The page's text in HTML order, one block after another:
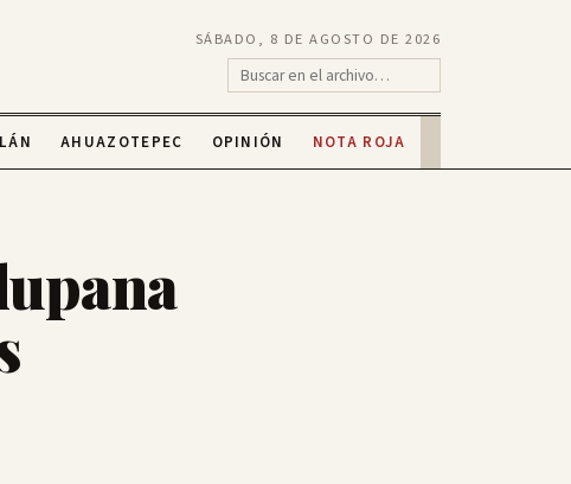
SÁBADO, 8 DE AGOSTO DE 2026
AHUAZOTEPEC OPINIÓN NOTA ROJA